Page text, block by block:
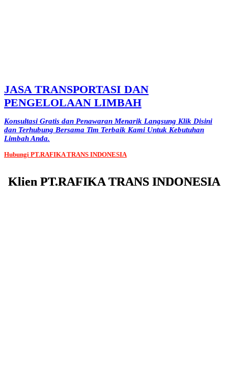
JASA TRANSPORTASI DAN
PENGELOLAAN LIMBAH
Konsultasi Gratis dan Penawaran Menarik Langsung Klik Disini
dan Terhubung Bersama Tim Terbaik Kami Untuk Kebutuhan
Limbah Anda.
Hubungi PT.RAFIKA TRANS INDONESIA
Klien PT.RAFIKA TRANS INDONESIA